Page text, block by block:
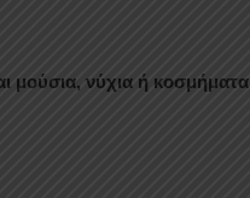
μούσια, νύχια ή κοσμήματα